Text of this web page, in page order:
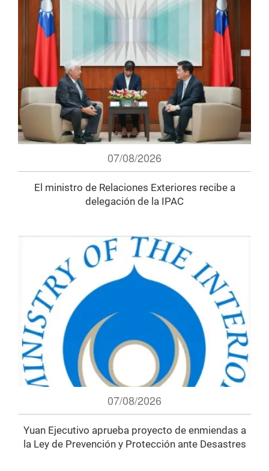
07/08/2026
El ministro de Relaciones Exteriores recibe a
delegación de la IPAC
07/08/2026
Yuan Ejecutivo aprueba proyecto de enmiendas a
la Ley de Prevención y Protección ante Desastres